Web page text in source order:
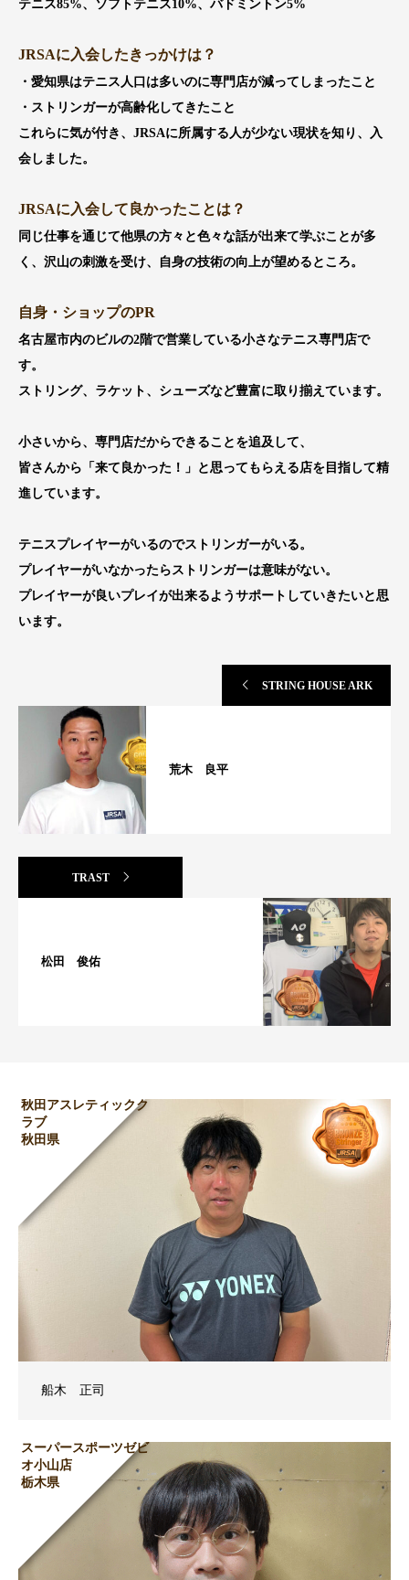
テニス85%、ソフトテニス10%、バドミントン5%
JRSAに入会したきっかけは？
・愛知県はテニス人口は多いのに専門店が減ってしまったこと
・ストリンガーが高齢化してきたこと
これらに気が付き、JRSAに所属する人が少ない現状を知り、入
会しました。
JRSAに入会して良かったことは？
同じ仕事を通じて他県の方々と色々な話が出来て学ぶことが多
く、沢山の刺激を受け、自身の技術の向上が望めるところ。
自身・ショップのPR
名古屋市内のビルの2階で営業している小さなテニス専門店で
す。
ストリング、ラケット、シューズなど豊富に取り揃えています。
小さいから、専門店だからできることを追及して、
皆さんから「来て良かった！」と思ってもらえる店を目指して精
進しています。
テニスプレイヤーがいるのでストリンガーがいる。
プレイヤーがいなかったらストリンガーは意味がない。
プレイヤーが良いプレイが出来るようサポートしていきたいと思
います。
STRING HOUSE ARK
荒木 良平
TRAST
松田 俊佑
秋田アスレティックク
ラブ
秋田県
船木 正司
スーパースポーツゼビ
オ小山店
栃木県